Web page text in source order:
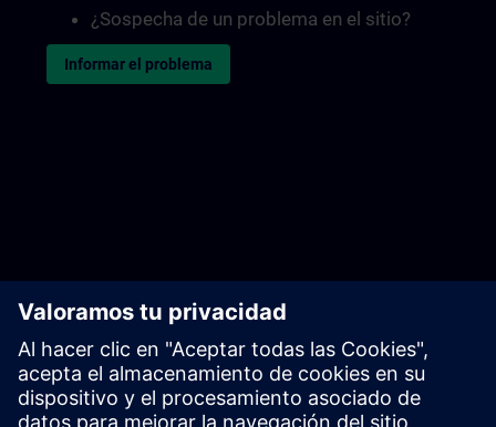
¿Sospecha de un problema en el sitio?
Informar el problema